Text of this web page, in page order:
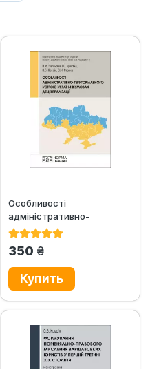
Особливості
адміністративно-
територіального устрою
350 грн.